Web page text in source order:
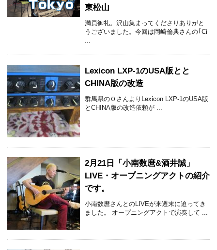
東松山
満員御礼。沢山集まってくださりありがと
うございました。今回は岡崎倫典さんの｢Ci
Lexicon LXP-1のUSA版とと
CHINA版の改造
群馬県のＯさんよりLexicon LXP-1のUSA版
とCHINA版の改造依頼が ...
2月21日「小南数麿&酒井誠」
LIVE・オープニングアクトの紹介
です。
小南数麿さんとのLIVEが来週末に迫ってき
ました。 オープニングアクトで演奏して ...